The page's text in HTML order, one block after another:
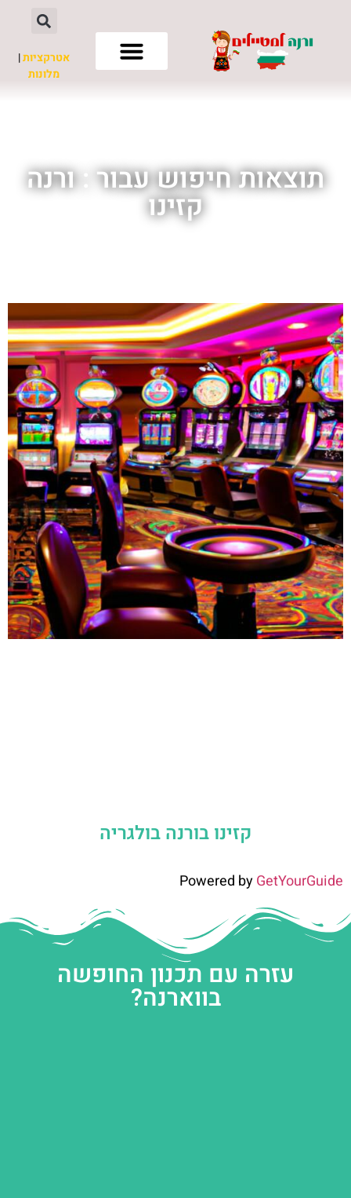
אטרקציות|
מלונות
תוצאות חיפוש עבור : ורנה
קזינו
קזינו בורנה בולגריה
Powered byGetYourGuide
עזרה עם תכנון החופשה
בווארנה?